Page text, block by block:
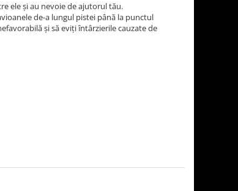
ele și au nevoie de ajutorul tău.
de-a lungul pistei până la punctul
și să eviți întârzierile cauzate de